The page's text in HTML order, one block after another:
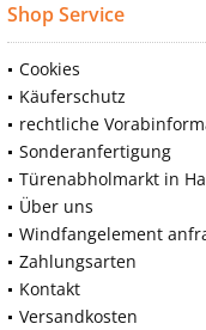
Shop Service
Cookies
Käuferschutz
rechtliche
Sonderanfertigung
Türenabholmarkt in
Über uns
Windfangelement
Zahlungsarten
Kontakt
Versandkosten